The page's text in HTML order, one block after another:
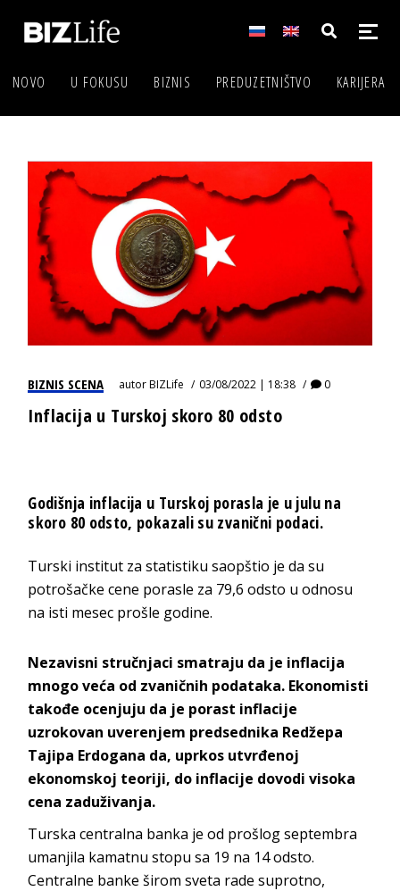
NOVO U FOKUSU BIZNIS PREDUZETNIŠTVO KARIJERA
BIZNIS SCENA autorBIZLife 03/08/2022 | 18:38 0
Inflacija u Turskoj skoro 80 odsto
Godišnja inflacija u Turskoj porasla je u julu na
skoro 80 odsto, pokazali su zvanični podaci.
Turski institut za statistiku saopštio je da su
potrošačke cene porasle za 79,6 odsto u odnosu
na isti mesec prošle godine.
Nezavisni stručnjaci smatraju da je inflacija
mnogo veća od zvaničnih podataka. Ekonomisti
takođe ocenjuju da je porast inflacije
uzrokovan uverenjem predsednika Redžepa
Tajipa Erdogana da, uprkos utvrđenoj
ekonomskoj teoriji, do inflacije dovodi visoka
cena zaduživanja.
Turska centralna banka je od prošlog septembra
umanjila kamatnu stopu sa 19 na 14 odsto.
Centralne banke širom sveta rade suprotno,